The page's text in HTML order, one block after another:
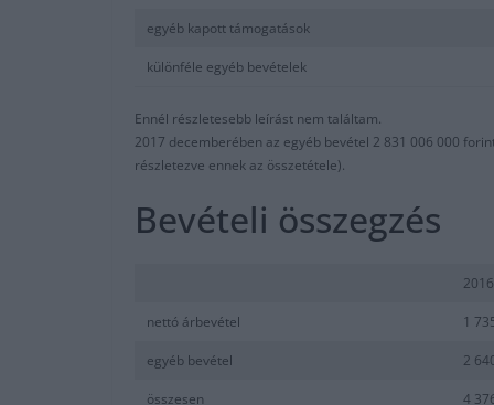
egyéb kapott támogatások
különféle egyéb bevételek
Ennél részletesebb leírást nem találtam.
2017 decemberében az egyéb bevétel 2 831 006 000
részletezve ennek az összetétele).
Bevételi összegzés
nettó árbevétel 1
egyéb bevétel 2
összesen 4